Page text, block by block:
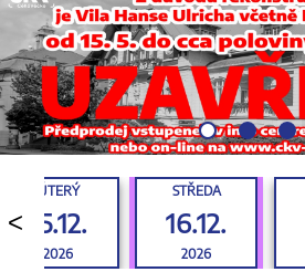
<
ÚTERÝ
15.12.
2026
STŘEDA
16.12.
2026